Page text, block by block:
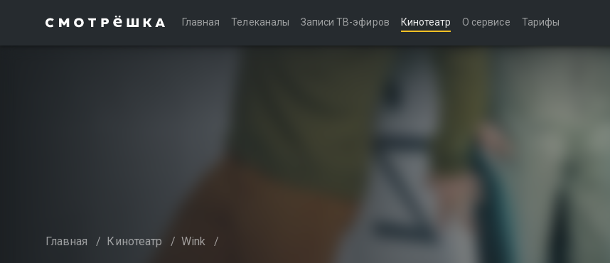
Главная Телеканалы Записи ТВ-эфиров Кинотеатр О сервисе Тарифы
Главная / Кинотеатр / Wink /